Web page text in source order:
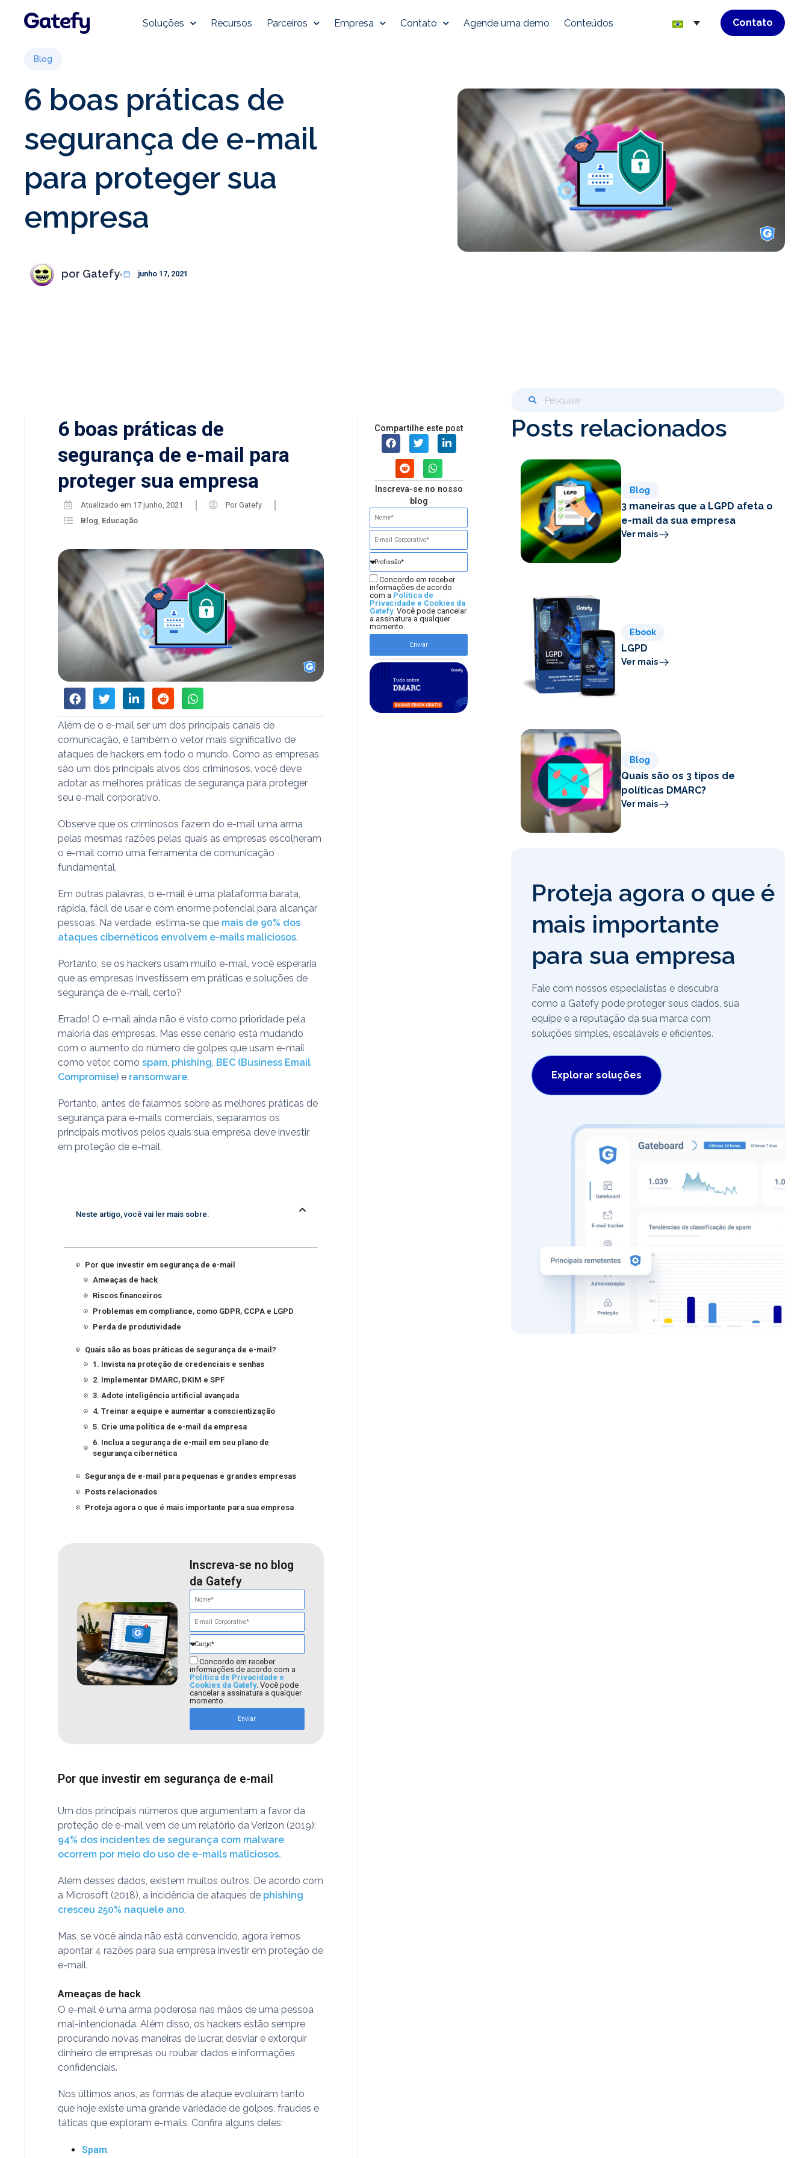
Soluções Recursos Parceiros Empresa Contato Agende uma demo Conteúdos Contato
Blog
6 boas práticas de
segurança de e-mail
para proteger sua
empresa
por Gatefy junho 17, 2021
6 boas práticas de
segurança de e-mail para
proteger sua empresa
Atualizado em 17 junho, 2021 PorGatefy
Blog Educação
Além de o e-mail ser um dos principais canais de
comunicação, é também o vetor mais significativo de
ataques de hackers em todo o mundo. Como as empresas
são um dos principais alvos dos criminosos, você deve
adotar as melhores práticas de segurança para proteger
seu e-mail corporativo.
Observe que os criminosos fazem do e-mail uma arma
pelas mesmas razões pelas quais as empresas escolheram
o e-mail como uma ferramenta de comunicação
fundamental.
Em outras palavras, o e-mail é uma plataforma barata,
rápida, fácil de usar e com enorme potencial para alcançar
pessoas. Na verdade, estima-se que mais de 90% dos
ataques cibernéticos envolvem e-mails maliciosos.
Portanto, se os hackers usam muito e-mail, você esperaria
que as empresas investissem em práticas e soluções de
segurança de e-mail, certo?
Errado! O e-mail ainda não é visto como prioridade pela
maioria das empresas. Mas esse cenário está mudando
com o aumento do número de golpes que usam e-mail
como vetor, comospam, phishing, BEC (Business Email
Compromise) e ransomware.
Portanto, antes de falarmos sobre as melhores práticas de
segurança para e-mails comerciais, separamos os
principais motivos pelos quais sua empresa deve investir
em proteção de e-mail.
Neste artigo, você vai ler mais sobre:
Por que investir em segurança de e-mail
Ameaças de hack
Riscos financeiros
Problemas em compliance, como GDPR, CCPA e LGPD
Perda de produtividade
Quais são as boas práticas de segurança de e-mail?
1. Invista na proteção de credenciais e senhas
2. Implementar DMARC, DKIM e SPF
3. Adote inteligência artificial avançada
4. Treinar a equipe e aumentar a conscientização
5. Crie uma política de e-mail da empresa
6. Inclua a segurança de e-mail em seu plano de
segurança cibernética
Segurança de e-mail para pequenas e grandes empresas
Posts relacionados
Proteja agora o que é mais importante para sua empresa
Inscreva-se no blog
da Gatefy
Concordo em receber
informações de acordo com a
Política de Privacidade e
Cookies da Gatefy. Você pode
cancelar a assinatura a qualquer
momento.
Enviar
Por que investir em segurança de e-mail
Um dos principais números que argumentam a favor da
proteção de e-mail vem de um relatório da Verizon (2019):
94% dos incidentes de segurança com malware
ocorrem por meio do uso de e-mails maliciosos.
Além desses dados, existem muitos outros. De acordo com
a Microsoft (2018), a incidência de ataques de phishing
cresceu 250% naquele ano.
Mas, se você ainda não está convencido, agora iremos
apontar 4 razões para sua empresa investir em proteção de
e-mail.
Ameaças de hack
O e-mail é uma arma poderosa nas mãos de uma pessoa
mal-intencionada. Além disso, os hackers estão sempre
procurando novas maneiras de lucrar, desviar e extorquir
dinheiro de empresas ou roubar dados e informações
confidenciais.
Nos últimos anos, as formas de ataque evoluíram tanto
que hoje existe uma grande variedade de golpes, fraudes e
táticas que exploram e-mails. Confira alguns deles:
Spam.
Compartilhe este post
Inscreva-se no nosso
blog
Concordo em receber
informações de acordo
com a Política de
Privacidade e Cookies da
Gatefy. Você pode cancelar
a assinatura a qualquer
momento.
Enviar
Posts relacionados
Blog
3 maneiras que a LGPD afeta o
e-mail da sua empresa
Ver mais
Ebook
LGPD
Ver mais
Blog
Quais são os 3 tipos de
políticas DMARC?
Ver mais
Proteja agora o que é
mais importante
para sua empresa
Fale com nossos especialistas e descubra
como a Gatefy pode proteger seus dados, sua
equipe e a reputação da sua marca com
soluções simples, escaláveis e eficientes.
Explorar soluções